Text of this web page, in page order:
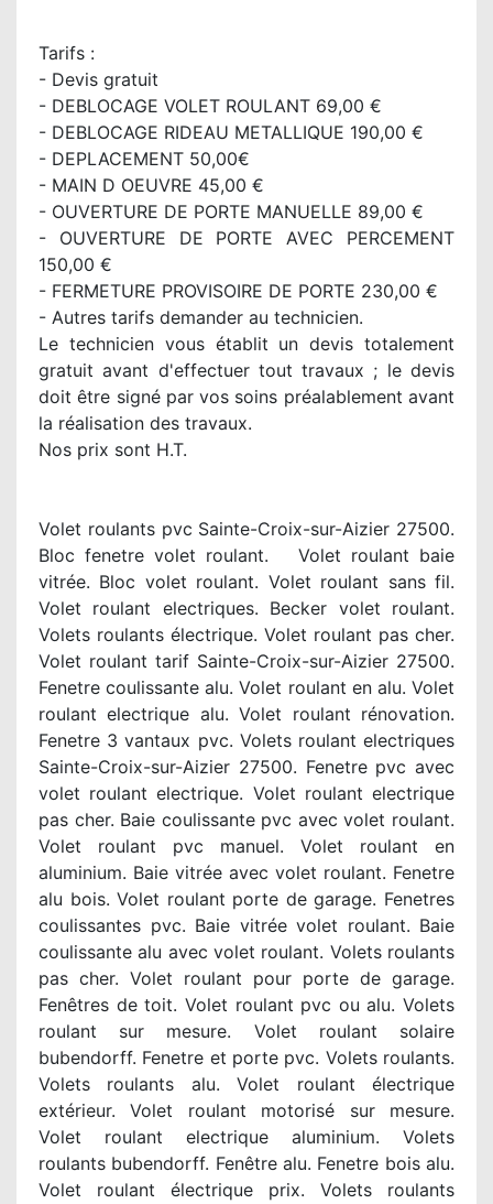
Tarifs :
- Devis gratuit
- DEBLOCAGE VOLET ROULANT 69,00 €
- DEBLOCAGE RIDEAU METALLIQUE 190,00 €
- DEPLACEMENT 50,00€
- MAIN D OEUVRE 45,00 €
- OUVERTURE DE PORTE MANUELLE 89,00 €
- OUVERTURE DE PORTE AVEC PERCEMENT
150,00 €
- FERMETURE PROVISOIRE DE PORTE 230,00 €
- Autres tarifs demander au technicien.
Le technicien vous établit un devis totalement
gratuit avant d'effectuer tout travaux ; le devis
doit être signé par vos soins préalablement avant
la réalisation des travaux.
Nos prix sont H.T.
Volet roulants pvc Sainte-Croix-sur-Aizier 27500.
Bloc fenetre volet roulant. Volet roulant baie
vitrée. Bloc volet roulant. Volet roulant sans fil.
Volet roulant electriques. Becker volet roulant.
Volets roulants électrique. Volet roulant pas cher.
Volet roulant tarif Sainte-Croix-sur-Aizier 27500.
Fenetre coulissante alu. Volet roulant en alu. Volet
roulant electrique alu. Volet roulant rénovation.
Fenetre 3 vantaux pvc. Volets roulant electriques
Sainte-Croix-sur-Aizier 27500. Fenetre pvc avec
volet roulant electrique. Volet roulant electrique
pas cher. Baie coulissante pvc avec volet roulant.
Volet roulant pvc manuel. Volet roulant en
aluminium. Baie vitrée avec volet roulant. Fenetre
alu bois. Volet roulant porte de garage. Fenetres
coulissantes pvc. Baie vitrée volet roulant. Baie
coulissante alu avec volet roulant. Volets roulants
pas cher. Volet roulant pour porte de garage.
Fenêtres de toit. Volet roulant pvc ou alu. Volets
roulant sur mesure. Volet roulant solaire
bubendorff. Fenetre et porte pvc. Volets roulants.
Volets roulants alu. Volet roulant électrique
extérieur. Volet roulant motorisé sur mesure.
Volet roulant electrique aluminium. Volets
roulants bubendorff. Fenêtre alu. Fenetre bois alu.
Volet roulant électrique prix. Volets roulants